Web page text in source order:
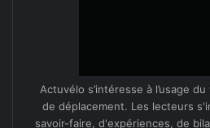
Actuvélo s’intéresse à l’usage
de déplacement. Les lecteurs
savoir-faire, d'expériences, de